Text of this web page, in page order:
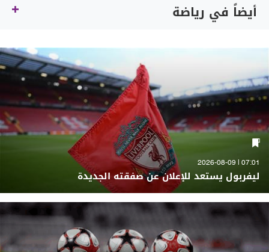
أيضاً في رياضة
07:01 | 2026-08-09
ليفربول يستعد للإعلان عن صفقته الجديدة